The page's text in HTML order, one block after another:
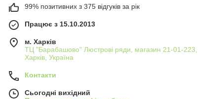
99% позитивних з 375 відгуків за рік
Працює з 15.10.2013
м. Харків
ТЦ "Барабашово" Люстрові ряди, магазин 21-01-223,
Харків, Україна
Контакти
Сьогодні вихідний